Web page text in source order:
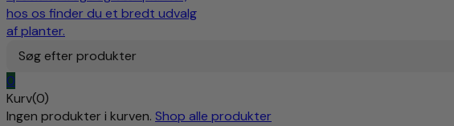
Søg efter produkter
0
Kurv(0)
Ingen produkter i kurven. Shop alle produkter